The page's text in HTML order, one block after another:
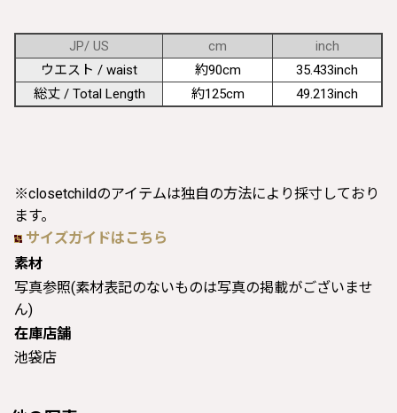
JP/ US cm
inch
ウエスト / waist
約90cm
35.433inch
総丈 / Total Length
約125cm 49.213inch
※closetchildのアイテムは独自の方法により採寸しており
ます。
サイズガイドはこちら
素材
写真参照(素材表記のないものは写真の掲載がございませ
ん)
在庫店舗
池袋店